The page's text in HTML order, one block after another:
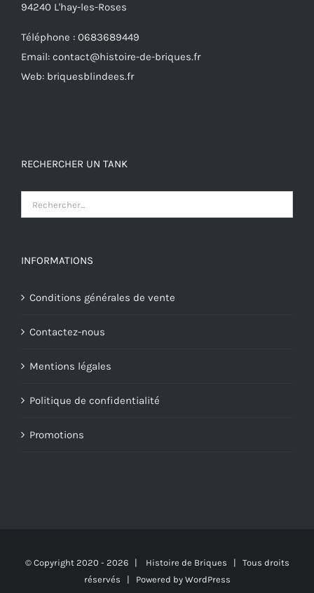
94240 L'hay-les-Roses
Téléphone : 0683689449
Email: contact@histoire-de-briques.fr
Web: briquesblindees.fr
RECHERCHER UN TANK
INFORMATIONS
Conditions générales de vente
Contactez-nous
Mentions légales
Politique de confidentialité
Promotions
© Copyright 2020 - 2026 | Histoire de Briques | Tous droits
réservés | Powered by WordPress